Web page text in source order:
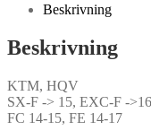
Beskrivning
Beskrivning
KTM, HQV
SX-F -> 15, EXC-F ->16
FC 14-15, FE 14-17